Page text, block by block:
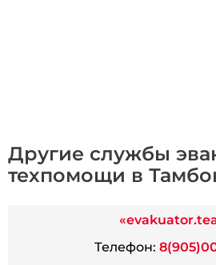
Другие службы
техпомощи в
Телефон: